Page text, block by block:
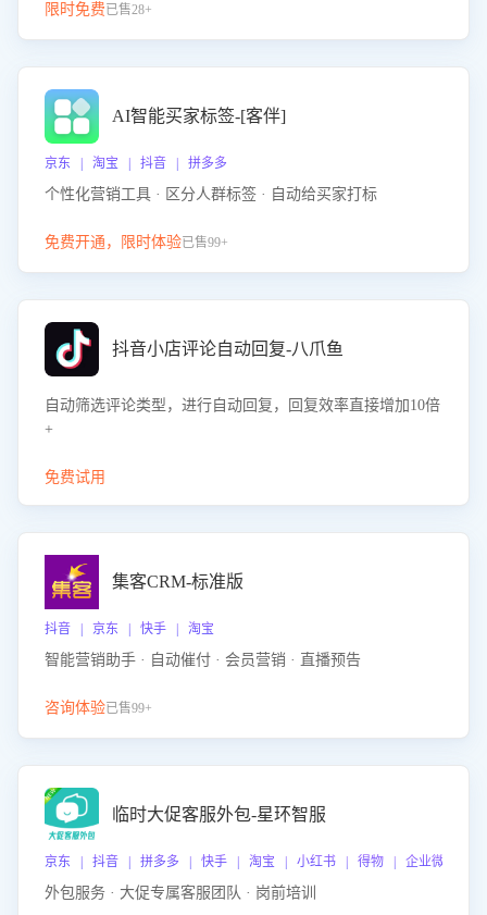
限时免费已售28+
AI智能买家标签-[客伴]
京东 | 淘宝 | 抖音 | 拼多多
个性化营销工具 · 区分人群标签 · 自动给买家打标
免费开通，限时体验已售99+
抖音小店评论自动回复-八爪鱼
自动筛选评论类型，进行自动回复，回复效率直接增加10倍
+
免费试用
集客CRM-标准版
抖音 | 京东 | 快手 | 淘宝
智能营销助手 · 自动催付 · 会员营销 · 直播预告
咨询体验已售99+
临时大促客服外包-星环智服
京东 | 抖音 | 拼多多 | 快手 | 淘宝 | 小红书 | 得物 | 企业微信
外包服务 · 大促专属客服团队 · 岗前培训